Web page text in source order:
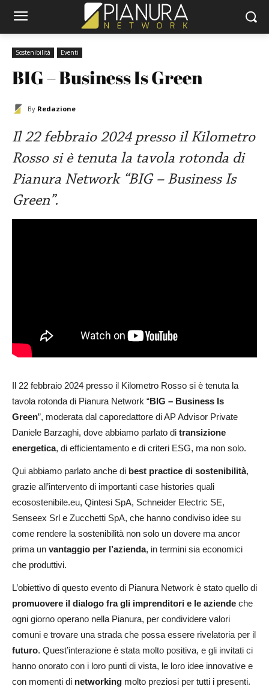
Sostenibilità Eventi
BIG – Business Is Green
By Redazione
Il 22 febbraio 2024 presso il Kilometro
Rosso si è tenuta la tavola rotonda di
Pianura Network “BIG – Business Is
Green”.
Il 22 febbraio 2024 presso il Kilometro Rosso si è tenuta la
tavola rotonda di Pianura Network “BIG – Business Is
Green”, moderata dal caporedattore di AP Advisor Private
Daniele Barzaghi, dove abbiamo parlato di transizione
energetica, di efficientamento e di criteri ESG, ma non solo.
Qui abbiamo parlato anche di best practice di sostenibilità,
grazie all’intervento di importanti case histories quali
ecosostenibile.eu, Qintesi SpA, Schneider Electric SE,
Senseex Srl e Zucchetti SpA, che hanno condiviso idee su
come rendere la sostenibilità non solo un dovere ma ancor
prima un vantaggio per l’azienda, in termini sia economici
che produttivi.
L’obiettivo di questo evento di Pianura Network è stato quello di
promuovere il dialogo fra gli imprenditori e le aziende che
ogni giorno operano nella Pianura, per condividere valori
comuni e trovare una strada che possa essere rivelatoria per il
futuro. Quest’interazione è stata molto positiva, e gli invitati ci
hanno onorato con i loro punti di vista, le loro idee innovative e
con momenti di networking molto preziosi per tutti i presenti.